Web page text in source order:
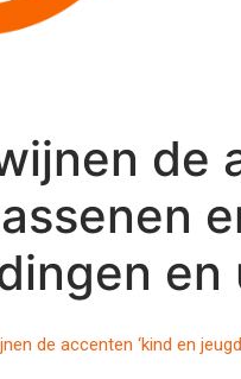
de
de accenten ‘kind en